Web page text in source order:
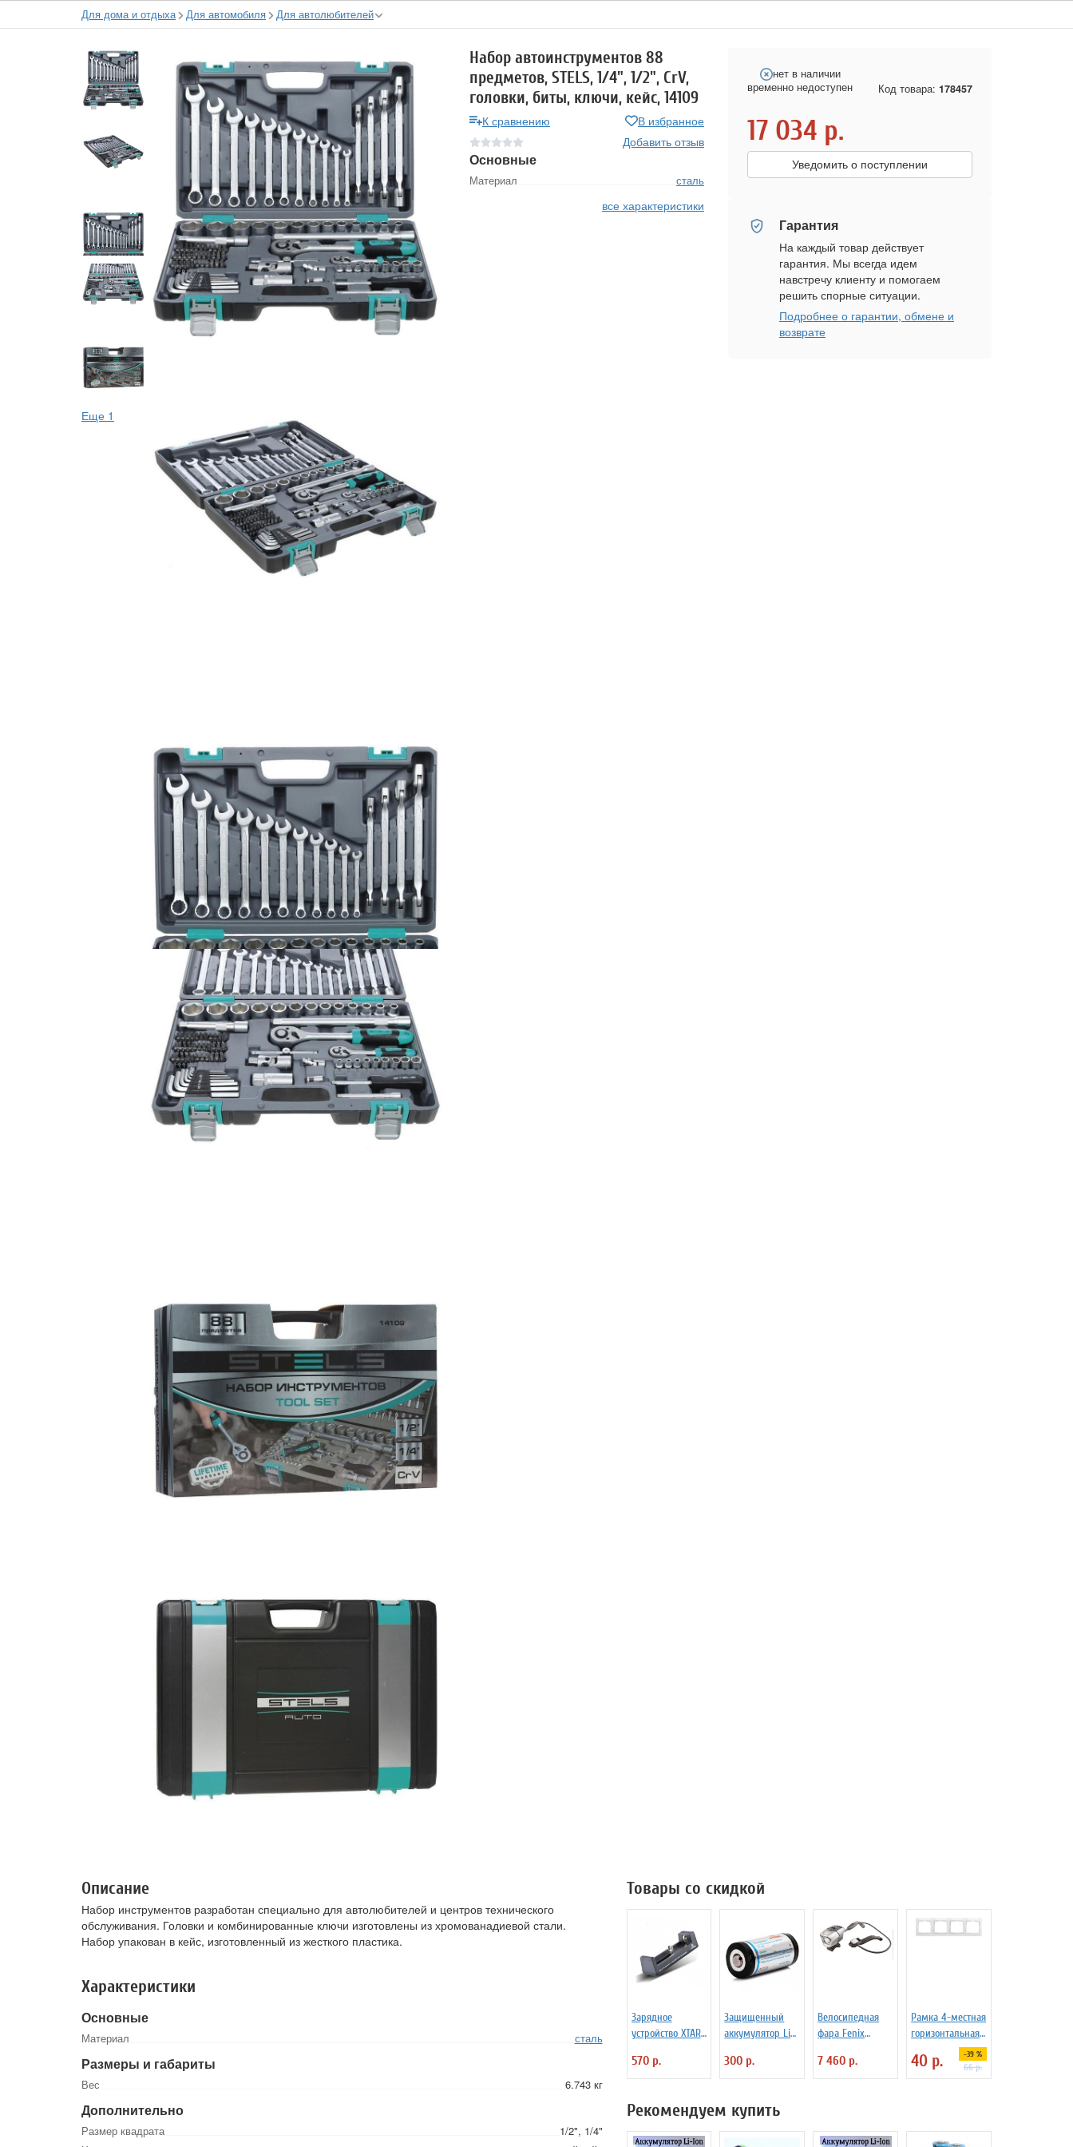
Для дома и отдыха Для автомобиля Для автолюбителей
Еще 1
Набор автоинструментов 88
предметов, STELS, 1/4", 1/2", CrV,
головки, биты, ключи, кейс, 14109
К сравнению
В избранное
Добавить отзыв
Основные
Материал сталь
все характеристики
нет в наличии
временно недоступен
Код товара: 178457
17 034 р.
Уведомить о поступлении
Гарантия
На каждый товар действует
гарантия. Мы всегда идем
навстречу клиенту и помогаем
решить спорные ситуации.
Подробнее о гарантии, обмене и
возврате
Описание
Набор инструментов разработан специально для автолюбителей и центров технического
обслуживания. Головки и комбинированные ключи изготовлены из хромованадиевой стали.
Набор упакован в кейс, изготовленный из жесткого пластика.
Характеристики
Основные
Материал сталь
Размеры и габариты
Вес 6.743 кг
Дополнительно
Размер квадрата
1/2", 1/4"
Товары со скидкой
Зарядное
устройство XTAR
ion
аккумуляторов
570 р.
Защищенный
аккумулятор Li-
600 mAh
300 р.
Велосипедная
фара Fenix
T6 800lm
7 460 р.
Рамка 4-местная
горизонтальная
белая Smart Buy
"Венера" SBE-
01w-00-FR-4
40 р. -39 %
66 р.
Рекомендуем купить